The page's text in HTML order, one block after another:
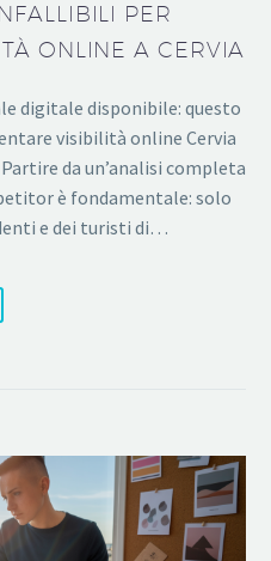
PER
ONLINE A CERVIA
digitale disponibile: questo
visibilità online Cervia
da un’analisi completa
è fondamentale: solo
e dei turisti di…